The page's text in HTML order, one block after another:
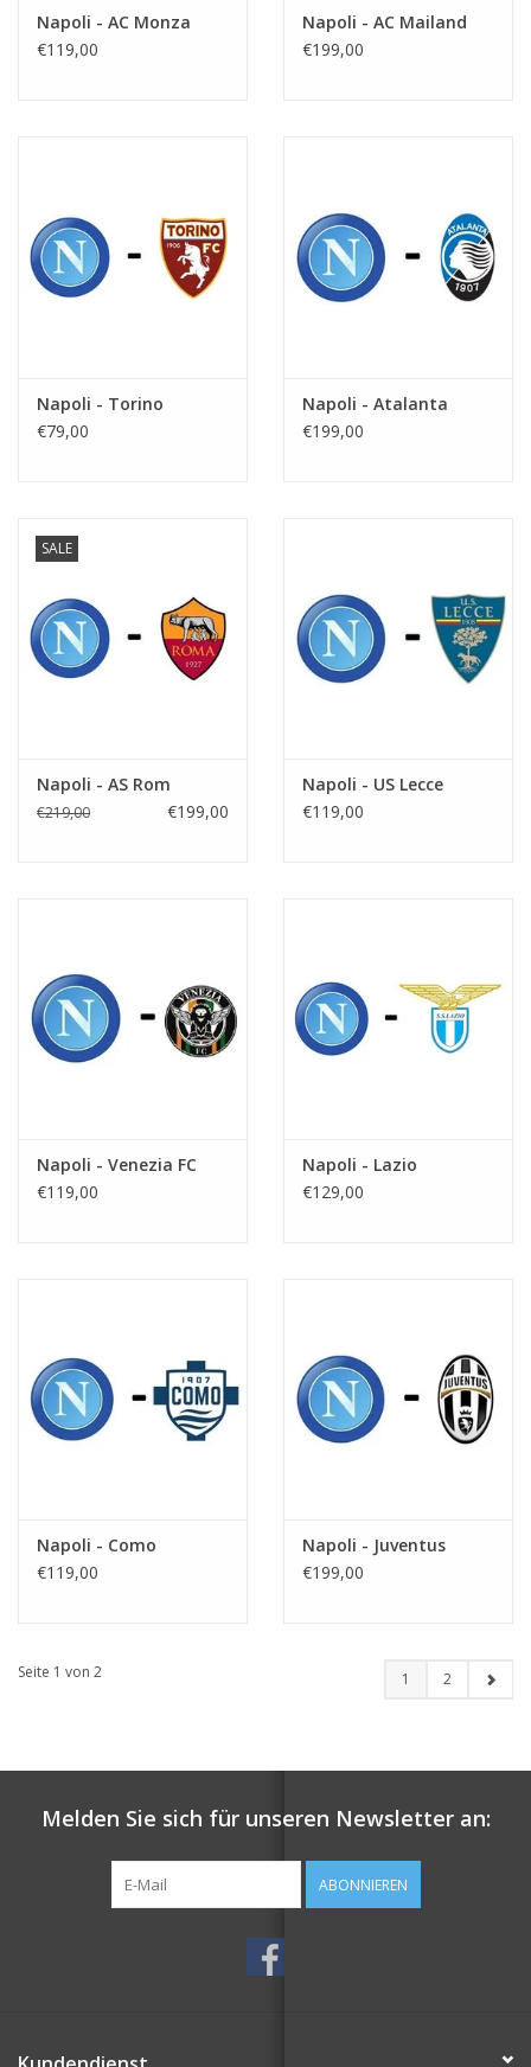
Napoli - AC Monza
€119,00
Napoli - AC Mailand
€199,00
Napoli - Torino
€79,00
Napoli - Atalanta
€199,00
SALE
Napoli - AS Rom
€219,00 €199,00
Napoli - US Lecce
€119,00
Napoli - Venezia FC
€119,00
Napoli - Lazio
€129,00
Napoli - Como
€119,00
Napoli - Juventus
€199,00
Seite 1 von 2 1 2
Melden Sie sich für unseren Newsletter an:
ABONNIEREN